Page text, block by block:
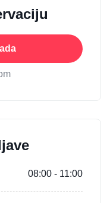
08:00 - 11:00